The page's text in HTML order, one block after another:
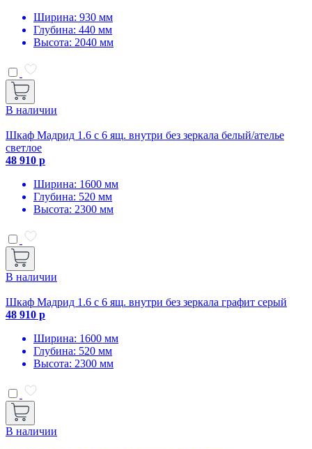
Ширина: 930 мм
Глубина: 440 мм
Высота: 2040 мм
В наличии
Шкаф Мадрид 1.6 с 6 ящ. внутри без зеркала белый/ателье
светлое
48 910 р
Ширина: 1600 мм
Глубина: 520 мм
Высота: 2300 мм
В наличии
Шкаф Мадрид 1.6 с 6 ящ. внутри без зеркала графит серый
48 910 р
Ширина: 1600 мм
Глубина: 520 мм
Высота: 2300 мм
В наличии